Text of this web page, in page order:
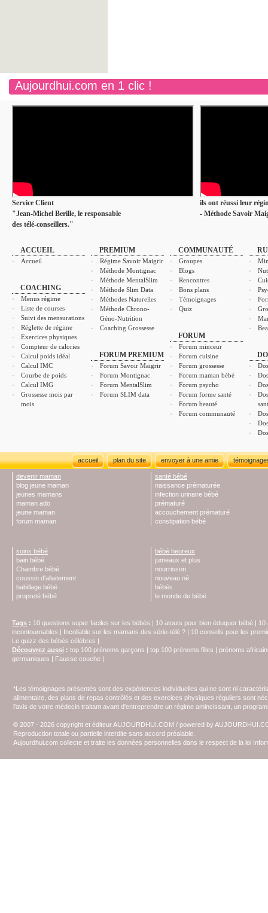
Aujourdhui.com en 1 clic !
Service Client
"Jean-Michel Berille, le responsable
des télé-conseillers."
ils ont réussi leur
- Méthode Savoir
ACCUEIL
Accueil
COACHING
Menus régime
Liste de courses
Suivi des mensurations
Réglette de régime
Exercices physiques
Compteur de calories
Calcul poids idéal
Calcul IMC
Courbe de poids
Calcul IMG
Grossesse mois par
mois
PREMIUM
Régime Savoir Maigrir
Méthode Montignac
Méthode MentalSlim
Méthode Slim Data
Méthodes Naturelles
Méthode Chrono-
Géno-Nutrition
Coaching Grossesse
FORUM PREMIUM
Forum Savoir Maigrir
Forum Montignac
Forum MentalSlim
Forum SLIM data
COMMUNAUTÉ
Groupes
Blogs
Rencontres
Bons plans
Témoignages
Quiz
FORUM
Forum minceur
Forum cuisine
Forum grossesse
Forum maman bébé
Forum psycho
Forum forme santé
Forum beauté
Forum communauté
accueil plan du site envoyer à une amie
devenir maman
blog jeune maman
jeunes mamans
maman ado
jeune maman
forum maman
santé bébé
naissance prématurée
infection urinaire bébé
prématuré
accouchement prématuré
constipation bébé
soins bébé
bain bébé
Chambre bébé
coussin d'allaitement
babillage bébé
propreté bébé
bébé heureux
jumeaux et plus
nourrisson
nouveau né
bébés
le monde de bébé
Tags : 10 questions super faciles sur les bébés | 10 atouts pour bien éduquer bébé | 10
incontournables | Incollable sur les mamans des série-télé ? | 10 conseils pour les
Le quizz des bébés célèbres |
Découvrez aussi : top 100 prénoms garçons | top 100 prénoms filles | prénoms
germaniques | Fausse couche |
*Les témoignages présentés sont des expériences individuelles qui ne sont ni
alimentaire, des plans de repas contrôlés et des exercices physiques réguliers sont
l'avis de votre médecin traitant avant d'entreprendre un régime amincissant, un
© 2007 - 2026 copyright et éditeur AUJOURDHUI.COM / powered by
Reproduction totale ou partielle interdite sans accord préalable.
Aujourdhui.com collecte et traite les données personnelles dans le respect de la loi